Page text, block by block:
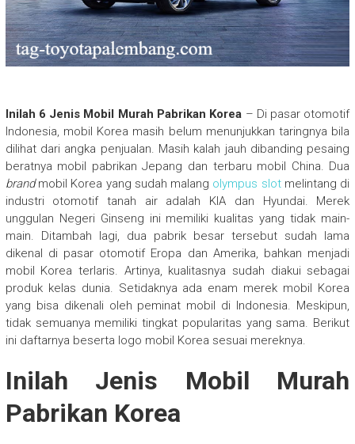
Inilah 6 Jenis Mobil Murah Pabrikan Korea – Di pasar otomotif
Indonesia, mobil Korea masih belum menunjukkan taringnya bila
dilihat dari angka penjualan. Masih kalah jauh dibanding pesaing
beratnya mobil pabrikan Jepang dan terbaru mobil China. Dua
brandmobil Korea yang sudah malang olympus slotmelintang di
industri otomotif tanah air adalah KIA dan Hyundai. Merek
unggulan Negeri Ginseng ini memiliki kualitas yang tidak main-
main. Ditambah lagi, dua pabrik besar tersebut sudah lama
dikenal di pasar otomotif Eropa dan Amerika, bahkan menjadi
mobil Korea terlaris. Artinya, kualitasnya sudah diakui sebagai
produk kelas dunia. Setidaknya ada enam merek mobil Korea
yang bisa dikenali oleh peminat mobil di Indonesia. Meskipun,
tidak semuanya memiliki tingkat popularitas yang sama. Berikut
ini daftarnya beserta logo mobil Korea sesuai mereknya.
Inilah Jenis Mobil Murah
Pabrikan Korea